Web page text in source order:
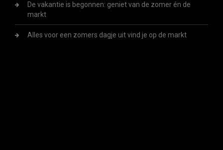
De vakantie is begonnen: geniet van de zomer én de
markt
Alles voor een zomers dagje uit vind je op de markt